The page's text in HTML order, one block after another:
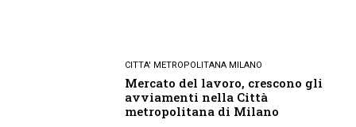
CITTA' METROPOLITANA MILANO
Mercato del lavoro, crescono gli
avviamenti nella Città
metropolitana di Milano